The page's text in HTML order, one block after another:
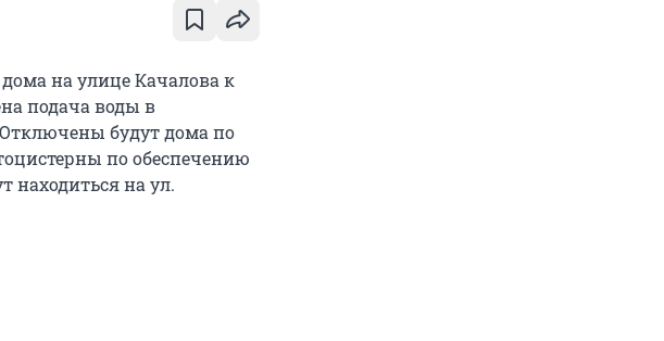
на улице Качалова к
подача воды в
будут дома по
по обеспечению
находиться на ул.